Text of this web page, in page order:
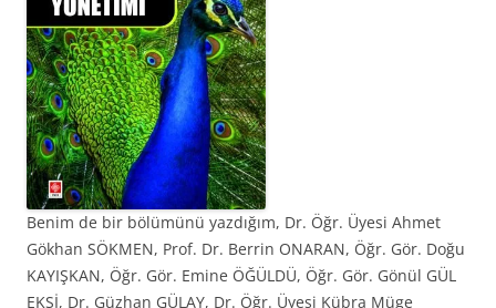
Benim de bir bölümünü yazdığım, Dr. Öğr. Üyesi Ahmet
Gökhan SÖKMEN, Prof. Dr. Berrin ONARAN, Öğr. Gör. Doğu
KAYIŞKAN, Öğr. Gör. Emine ÖĞÜLDÜ, Öğr. Gör. Gönül GÜL
EKŞİ, Dr. Güzhan GÜLAY, Dr. Öğr. Üyesi Kübra Müge